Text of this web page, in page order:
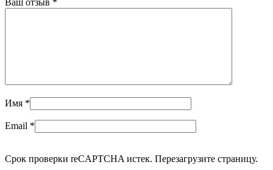
Ваш отзыв *
Имя *
Email *
Срок проверки reCAPTCHA истек. Перезагрузите страницу.